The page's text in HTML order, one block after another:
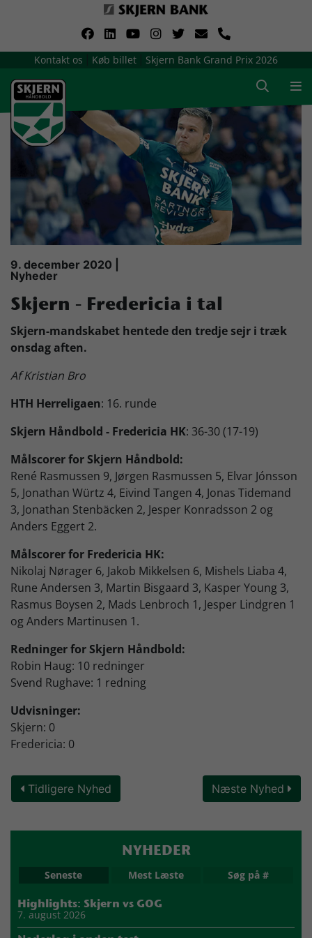
Kontakt os Køb billet Skjern Bank Grand Prix 2026
Om Skjern Håndbold
Ligatruppen
Sponsorer
Billetsalg / sæsonkort
Presse
Samarbejdsklubber
Skjern Bank Grand Prix
Køb Billet
9. december 2020 |
Nyheder
Skjern - Fredericia i tal
Skjern-mandskabet hentede den tredje sejr i træk
onsdag aften.
Af Kristian Bro
HTH Herreligaen: 16. runde
Skjern Håndbold - Fredericia HK: 36-30 (17-19)
Målscorer for Skjern Håndbold:
René Rasmussen 9, Jørgen Rasmussen 5, Elvar Jónsson
5, Jonathan Würtz 4, Eivind Tangen 4, Jonas Tidemand
3, Jonathan Stenbäcken 2, Jesper Konradsson 2 og
Anders Eggert 2.
Målscorer for Fredericia HK:
Nikolaj Nørager 6, Jakob Mikkelsen 6, Mishels Liaba 4,
Rune Andersen 3, Martin Bisgaard 3, Kasper Young 3,
Rasmus Boysen 2, Mads Lenbroch 1, Jesper Lindgren 1
og Anders Martinusen 1.
Redninger for Skjern Håndbold:
Robin Haug: 10 redninger
Svend Rughave: 1 redning
Udvisninger:
Skjern: 0
Fredericia: 0
Tidligere Nyhed Næste Nyhed
NYHEDER
Seneste Mest Læste Søg på #
Highlights: Skjern vs GOG
7. august 2026